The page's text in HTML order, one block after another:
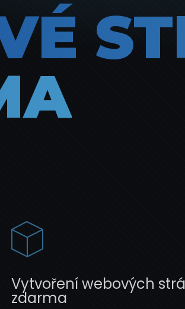
Vytvoření webových
zdarma